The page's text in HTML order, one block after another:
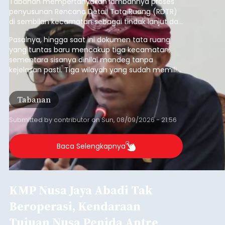
penyusunan Rencana Detail Tata Ruang (RDTR)
di sembilan kecamatan sebagai tindak lanjut dari
pelaksanaan RTRW.
Pasalnya, hingga saat ini dokumen tata ruang
yang tuntas baru mencakup tiga kecamatan,
sementara sisanya dinilai mandeg tanpa
kejelasan pasti. Tiga wilayah yang sudah memiliki
RDTR tersebut meliputi Kecamatan Kediri,
Tabanan, dan Selemadeg Barat.
Tabanan
Submitted bycontributoronSun, 08/09/2026 - 21:56
Baca Selengkapnya
KMP Nusa Jaya Abadi Tak
Beroperasi, Kendaraan